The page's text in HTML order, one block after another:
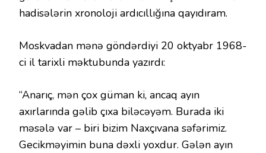
hadisələrin xronoloji ardıcıllığına qayıdıram.
Moskvadan mənə göndərdiyi 20 oktyabr 1968-
ci il tarixli məktubunda yazırdı:
“Anarıç, mən çox güman ki, ancaq ayın
axırlarında gəlib çıxa biləcəyəm. Burada iki
məsələ var – biri bizim Naxçıvana səfərimiz.
Gecikməyimin buna dəxli yoxdur. Gələn ayın